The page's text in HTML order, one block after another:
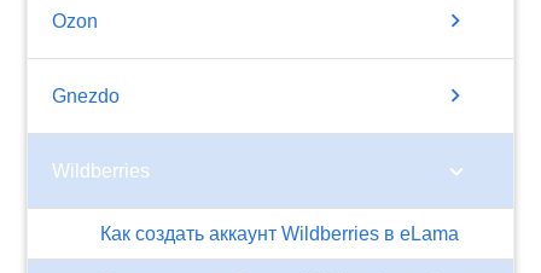
Ozon chevron_right
Gnezdo chevron_right
Wildberries chevron_right
Как создать аккаунт Wildberries в eLama